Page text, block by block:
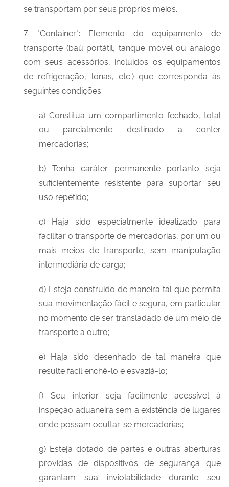
se transportam por seus próprios meios.
7. "Container": Elemento do equipamento de
transporte (baú portátil, tanque móvel ou análogo
com seus acessórios, incluídos os equipamentos
de refrigeração, lonas, etc.) que corresponda às
seguintes condições:
a) Constitua um compartimento fechado, total
ou parcialmente destinado a conter
mercadorias;
b) Tenha caráter permanente portanto seja
suficientemente resistente para suportar seu
uso repetido;
c) Haja sido especialmente idealizado para
facilitar o transporte de mercadorias, por um ou
mais meios de transporte, sem manipulação
intermediária de carga;
d) Esteja construído de maneira tal que permita
sua movimentação fácil e segura, em particular
no momento de ser transladado de um meio de
transporte a outro;
e) Haja sido desenhado de tal maneira que
resulte fácil enchê-lo e esvaziá-lo;
f) Seu interior seja facilmente acessível à
inspeção aduaneira sem a existência de lugares
onde possam ocultar-se mercadorias;
g) Esteja dotado de partes e outras aberturas
providas de dispositivos de segurança que
garantam sua inviolabilidade durante seu